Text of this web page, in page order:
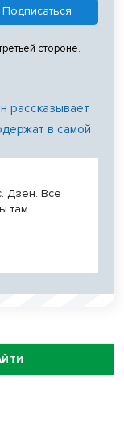
стороне.
рассказывает
в самой
Дзен. Все
там.